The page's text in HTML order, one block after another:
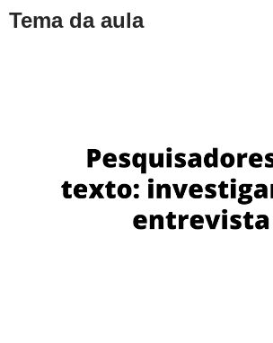
Tema da aula